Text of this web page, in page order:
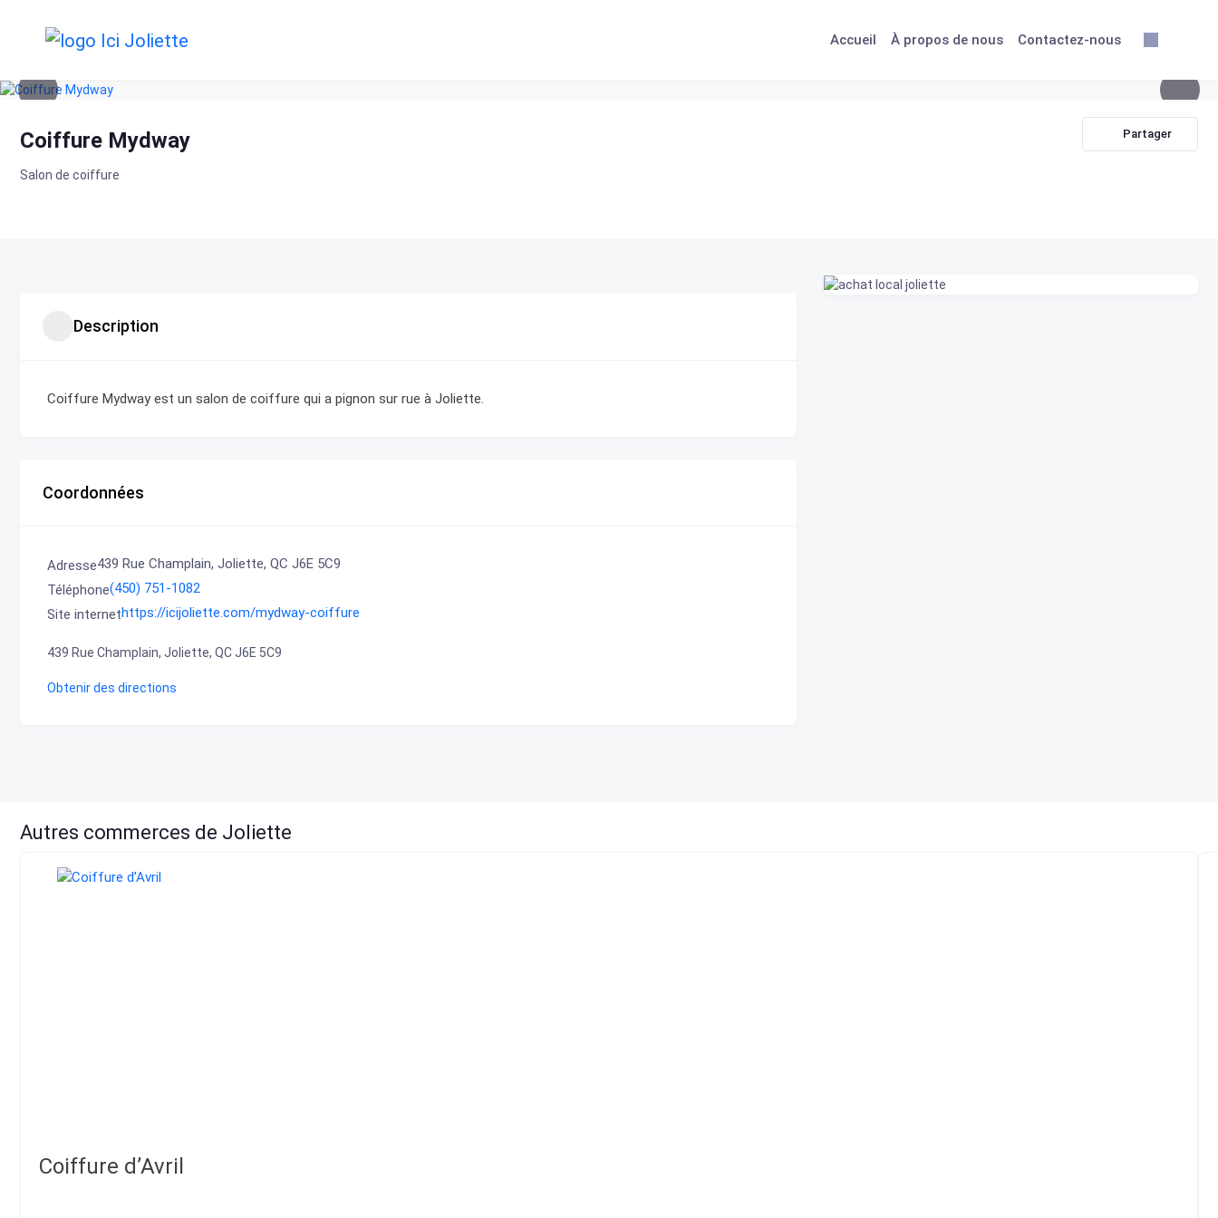
content
Accueil À propos de nous Contactez-nous
Coiffure Mydway
Salon de coiffure
Partager
Description
Coiffure Mydway est un salon de coiffure qui a pignon sur rue à Joliette.
Coordonnées
Adresse439 Rue Champlain, Joliette, QC J6E 5C9
Téléphone(450) 751-1082
Site internethttps://icijoliette.com/mydway-coiffure
439 Rue Champlain, Joliette, QC J6E 5C9
Obtenir des directions
Autres commerces de Joliette
Coiffure d’Avril